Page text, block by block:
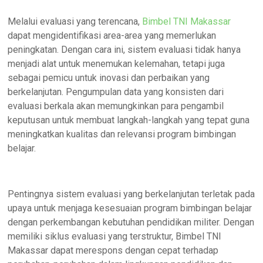
Melalui evaluasi yang terencana, Bimbel TNI Makassar
dapat mengidentifikasi area-area yang memerlukan
peningkatan. Dengan cara ini, sistem evaluasi tidak hanya
menjadi alat untuk menemukan kelemahan, tetapi juga
sebagai pemicu untuk inovasi dan perbaikan yang
berkelanjutan. Pengumpulan data yang konsisten dari
evaluasi berkala akan memungkinkan para pengambil
keputusan untuk membuat langkah-langkah yang tepat guna
meningkatkan kualitas dan relevansi program bimbingan
belajar.
Pentingnya sistem evaluasi yang berkelanjutan terletak pada
upaya untuk menjaga kesesuaian program bimbingan belajar
dengan perkembangan kebutuhan pendidikan militer. Dengan
memiliki siklus evaluasi yang terstruktur, Bimbel TNI
Makassar dapat merespons dengan cepat terhadap